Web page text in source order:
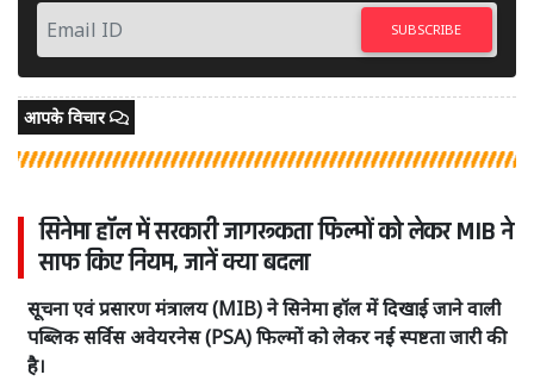
SUBSCRIBE
आपके विचार
सिनेमा हॉल में सरकारी जागरूकता फिल्मों को लेकर MIB ने
साफ किए नियम, जानें क्या बदला
सूचना एवं प्रसारण मंत्रालय (MIB) ने सिनेमा हॉल में दिखाई जाने वाली
पब्लिक सर्विस अवेयरनेस (PSA) फिल्मों को लेकर नई स्पष्टता जारी की
है।